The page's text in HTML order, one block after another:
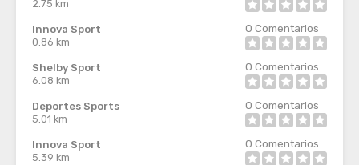
2.75 km
Innova Sport
0.86 km
0 Comentarios
Shelby Sport
6.08 km
0 Comentarios
Deportes Sports
5.01 km
0 Comentarios
Innova Sport
5.39 km
0 Comentarios